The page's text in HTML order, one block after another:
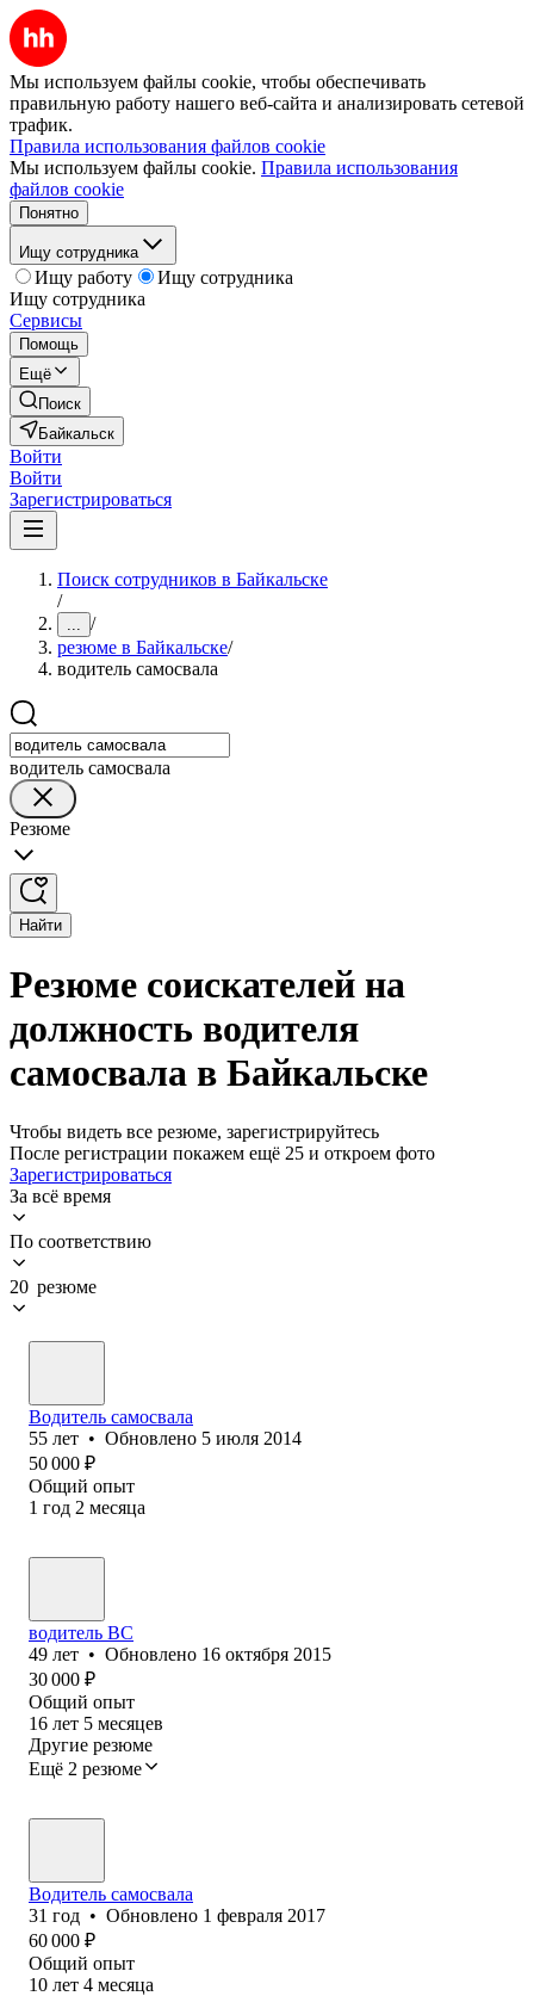
Мы используем файлы cookie, чтобы обеспечивать
правильную работу нашего веб-сайта и анализировать сетевой
трафик.
Правила использования файлов cookie
Мы используем файлы cookie. Правила использования
файлов cookie
Понятно
Ищу сотрудника
Ищу работу
Ищу сотрудника
Ищу сотрудника
Сервисы
Помощь
Ещё
Поиск
Байкальск
Войти
Войти
Зарегистрироваться
Поиск сотрудников в Байкальске
/
... /
резюме в Байкальске/
водитель самосвала
водитель самосвала
Резюме
Найти
Резюме соискателей на
должность водителя
самосвала в Байкальске
Чтобы видеть все резюме, зарегистрируйтесь
После регистрации покажем ещё 25 и откроем фото
Зарегистрироваться
За всё время
По соответствию
20 резюме
Водитель самосвала
55 лет • Обновлено 5 июля 2014
50 000 ₽
Общий опыт
1 год 2 месяца
водитель BC
49 лет • Обновлено 16 октября 2015
30 000 ₽
Общий опыт
16 лет 5 месяцев
Другие резюме
Ещё 2 резюме
Водитель самосвала
31 год • Обновлено 1 февраля 2017
60 000 ₽
Общий опыт
10 лет 4 месяца